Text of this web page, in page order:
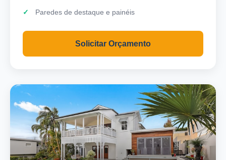
Paredes de destaque e painéis
Solicitar Orçamento